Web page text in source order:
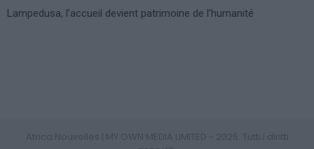
Lampedusa, l’accueil devient patrimoine de l’humanité